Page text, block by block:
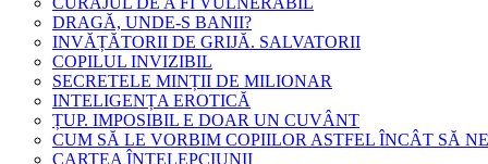
DRAGĂ, UNDE-S BANII?
INVĂȚĂTORII DE GRIJĂ. SALVATORII
COPILUL INVIZIBIL
SECRETELE MINȚII DE MILIONAR
INTELIGENȚA EROTICĂ
ȚUP. IMPOSIBIL E DOAR UN CUVÂNT
CUM SĂ LE VORBIM COPIILOR ASTFEL ÎNCÂT SĂ
CARTEA ÎNȚELEPCIUNII